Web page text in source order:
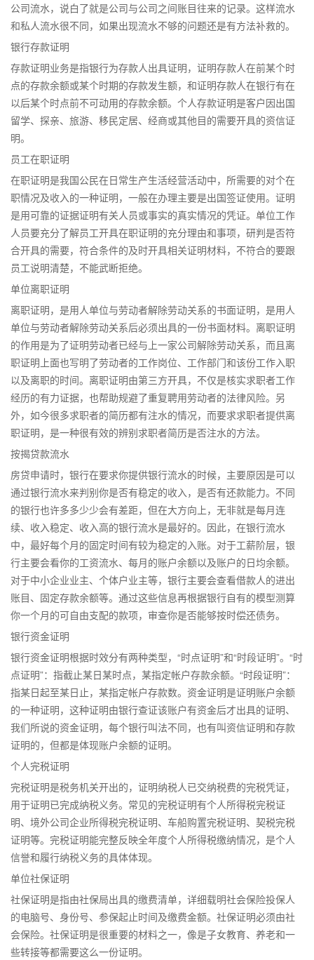
公司流水，说白了就是公司与公司之间账目往来的记录。这样流水
和私人流水很不同，如果出现流水不够的问题还是有方法补救的。
银行存款证明
存款证明业务是指银行为存款人出具证明，证明存款人在前某个时
点的存款余额或某个时期的存款发生额，和证明存款人在银行有在
以后某个时点前不可动用的存款余额。个人存款证明是客户因出国
留学、探亲、旅游、移民定居、经商或其他目的需要开具的资信证
明。
员工在职证明
在职证明是我国公民在日常生产生活经营活动中，所需要的对个在
职情况及收入的一种证明，一般在办理主要是出国签证使用。证明
是用可靠的证据证明有关人员或事实的真实情况的凭证。单位工作
人员要充分了解员工开具在职证明的充分理由和事项，研判是否符
合开具的需要，符合条件的及时开具相关证明材料，不符合的要跟
员工说明清楚，不能武断拒绝。
单位离职证明
离职证明，是用人单位与劳动者解除劳动关系的书面证明，是用人
单位与劳动者解除劳动关系后必须出具的一份书面材料。离职证明
的作用是为了证明劳动者已经与上一家公司解除劳动关系，而且离
职证明上面也写明了劳动者的工作岗位、工作部门和该份工作入职
以及离职的时间。离职证明由第三方开具，不仅是核实求职者工作
经历的有力证据，也帮助规避了重复聘用劳动者的法律风险。另
外，如今很多求职者的简历都有注水的情况，而要求求职者提供离
职证明，是一种很有效的辨别求职者简历是否注水的方法。
按揭贷款流水
房贷申请时，银行在要求你提供银行流水的时候，主要原因是可以
通过银行流水来判别你是否有稳定的收入，是否有还款能力。不同
的银行也许多多少少会有差距，但在大方向上，无非就是每月连
续、收入稳定、收入高的银行流水是最好的。因此，在银行流水
中，最好每个月的固定时间有较为稳定的入账。对于工薪阶层，银
行主要会看你的工资流水、每月的账户余额以及账户的日均余额。
对于中小企业业主、个体户业主等，银行主要会查看借款人的进出
账目、固定存款余额等。通过这些信息再根据银行自有的模型测算
你一个月的可自由支配的款项，审查你是否能够按时偿还债务。
银行资金证明
银行资金证明根据时效分有两种类型，“时点证明”和“时段证明”。“时
点证明”：指截止某日某时点，某指定帐户存款余额。“时段证明”：
指某日起至某日止，某指定帐户存款数。资金证明是证明账户余额
的一种证明，这种证明由银行查证该账户有资金后才出具的证明、
我们所说的资金证明，每个银行叫法不同，也有叫资信证明和存款
证明的，但都是体现账户余额的证明。
个人完税证明
完税证明是税务机关开出的，证明纳税人已交纳税费的完税凭证，
用于证明已完成纳税义务。常见的完税证明有个人所得税完税证
明、境外公司企业所得税完税证明、车船购置完税证明、契税完税
证明等。完税证明能完整反映全年度个人所得税缴纳情况，是个人
信誉和履行纳税义务的具体体现。
单位社保证明
社保证明是指由社保局出具的缴费清单，详细载明社会保险投保人
的电脑号、身份号、参保起止时间及缴费金额。社保证明必须由社
会保险。社保证明是很重要的材料之一，像是子女教育、养老和一
些转接等都需要这么一份证明。